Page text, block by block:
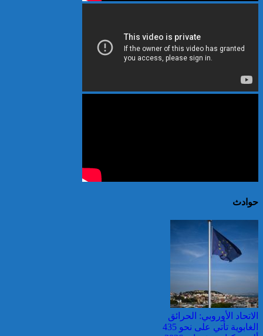
حوادث
الاتحاد الأوروبي: الحرائق
الغابوية تأتي على نحو 435